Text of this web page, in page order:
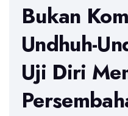
Bukan
Undhuh-
Uji Diri